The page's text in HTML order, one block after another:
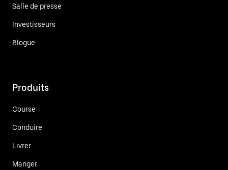
Salle de presse
Investisseurs
Blogue
Produits
Course
Conduire
Livrer
Manger